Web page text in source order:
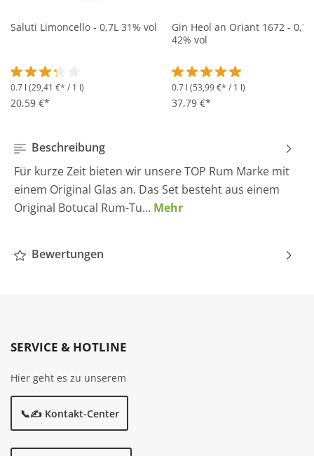
Saluti Limoncello - 0,7L 31% vol
Durchschnittliche Bewertung von 3.2 von 5 Sternen
0.7 l (29,41 €* / 1 l)
20,59 €*
Gin Heol an Oriant 1672 - 0,7L
42% vol
Durchschnittliche
0.7 l (53,99 €* / 1 l)
37,79 €*
Beschreibung
Für kurze Zeit bieten wir unsere TOP Rum Marke mit
einem Original Glas an. Das Set besteht aus einem
Original Botucal Rum-Tu… Mehr
Bewertungen
SERVICE & HOTLINE
Hier geht es zu unserem
📞✍️ Kontakt-Center